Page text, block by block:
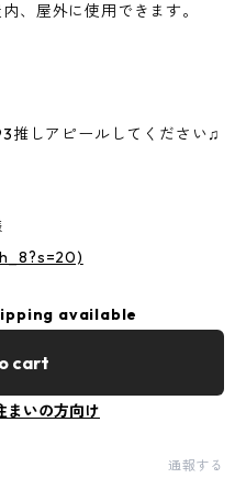
、屋外に使用できます。
推しアピールしてください♫
available
cart
まいの方向け
通報する